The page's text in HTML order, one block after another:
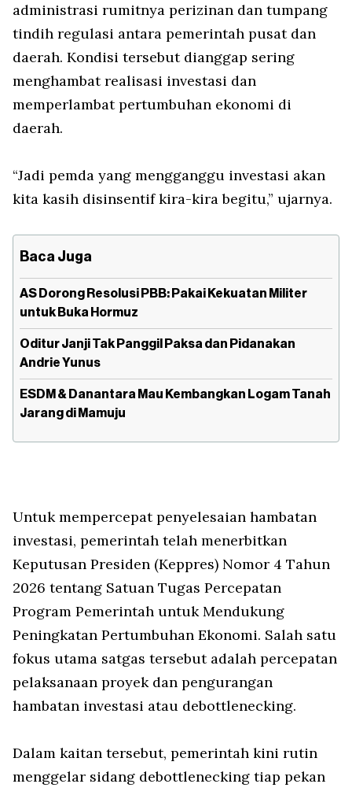
administrasi rumitnya perizinan dan tumpang
tindih regulasi antara pemerintah pusat dan
daerah. Kondisi tersebut dianggap sering
menghambat realisasi investasi dan
memperlambat pertumbuhan ekonomi di
daerah.
“Jadi pemda yang mengganggu investasi akan
kita kasih disinsentif kira-kira begitu,” ujarnya.
Baca Juga
AS Dorong Resolusi PBB: Pakai Kekuatan Militer
untuk Buka Hormuz
Oditur Janji Tak Panggil Paksa dan Pidanakan
Andrie Yunus
ESDM & Danantara Mau Kembangkan Logam Tanah
Jarang di Mamuju
Untuk mempercepat penyelesaian hambatan
investasi, pemerintah telah menerbitkan
Keputusan Presiden (Keppres) Nomor 4 Tahun
2026 tentang Satuan Tugas Percepatan
Program Pemerintah untuk Mendukung
Peningkatan Pertumbuhan Ekonomi. Salah satu
fokus utama satgas tersebut adalah percepatan
pelaksanaan proyek dan pengurangan
hambatan investasi atau debottlenecking.
Dalam kaitan tersebut, pemerintah kini rutin
menggelar sidang debottlenecking tiap pekan